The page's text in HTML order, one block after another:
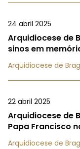
24 abril 2025
Arquidiocese de
sinos em
Arquidiocese de
22 abril 2025
Arquidiocese de
Papa Francisco
Arquidiocese de